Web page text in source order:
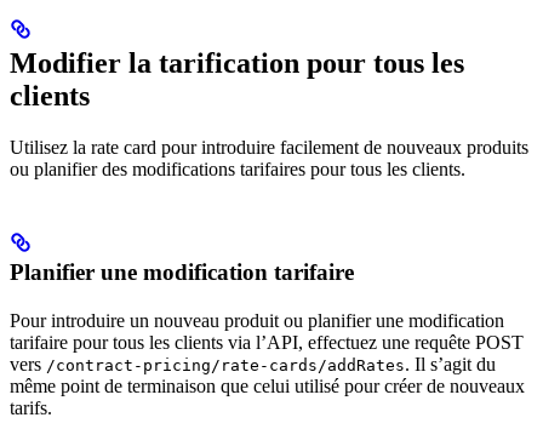
Modifier la tarification pour tous les
clients
Utilisez la rate card pour introduire facilement de nouveaux produits
ou planifier des modifications tarifaires pour tous les clients.
Planifier une modification tarifaire
Pour introduire un nouveau produit ou planifier une modification
tarifaire pour tous les clients via l’API, effectuez une requête POST
vers /contract-pricing/rate-cards/addRates. Il s’agit du
même point de terminaison que celui utilisé pour créer de nouveaux
tarifs.